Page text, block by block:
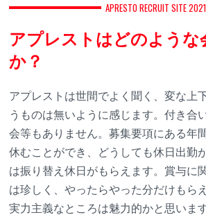
APRESTO RECRUIT SITE 2021
アプレストはどのような
か？
アプレストは世間でよく聞く、変な上
うものは無いように感じます。付き合
会等もありません。募集要項にある年
休むことができ、どうしても休日出勤
は振り替え休日がもらえます。賞与に
は珍しく、やったらやった分だけもら
実力主義なところは魅力的かと思います